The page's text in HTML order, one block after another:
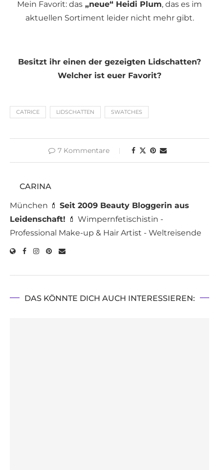
Mein Favorit: das „neue“ Heidi Plum, das es im
aktuellen Sortiment leider nicht mehr gibt.
Besitzt ihr einen der gezeigten Lidschatten?
Welcher ist euer Favorit?
CATRICE LIDSCHATTEN SWATCHES
7 Kommentare
CARINA
München 💄 Seit 2009 Beauty Bloggerin aus
Leidenschaft! 💄 Wimpernfetischistin -
Professional Make-up & Hair Artist - Weltreisende
DAS KÖNNTE DICH AUCH INTERESSIEREN: